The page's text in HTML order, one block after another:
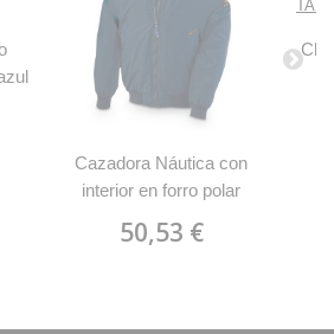
Cazadora Náutica con
interior en forro polar
50,53 €